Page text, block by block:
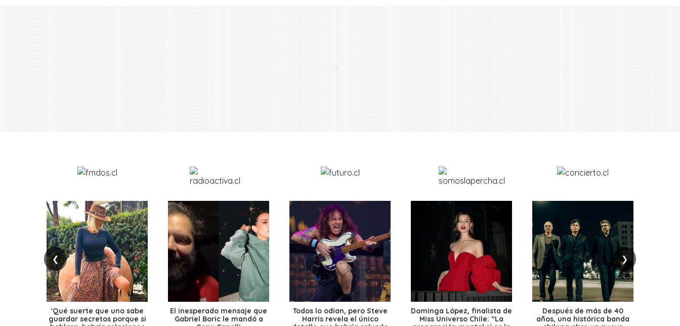
❮ ❯
'Qué suerte que uno sabe
guardar secretos porque si
El inesperado mensaje que
Gabriel Boric le mandó a
Todos lo odian, pero Steve
Harris revela el único
Dominga López, finalista de
Miss Universo Chile: “La
Después de más de 40
años, una histórica banda